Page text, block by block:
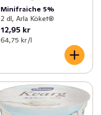
Minifraiche 5%
2 dl, Arla Köket®
12,95 kr
64,75 kr /l